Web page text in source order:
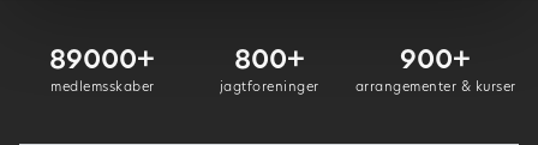
89000+
medlemsskaber
800+
jagtforeninger
900+
arrangementer & kurser